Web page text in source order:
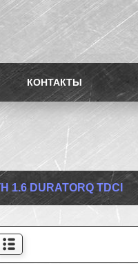
КОНТАКТЫ
1.6 DURATORQ TDCI